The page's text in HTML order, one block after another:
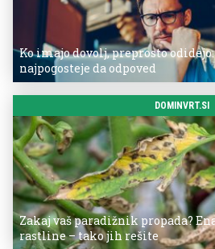
Ko imajo dovolj, preprosto
najpogosteje da odpoved
DOMINVRT.SI
Zakaj vaš paradižnik propada?
rastline – tako jih rešite